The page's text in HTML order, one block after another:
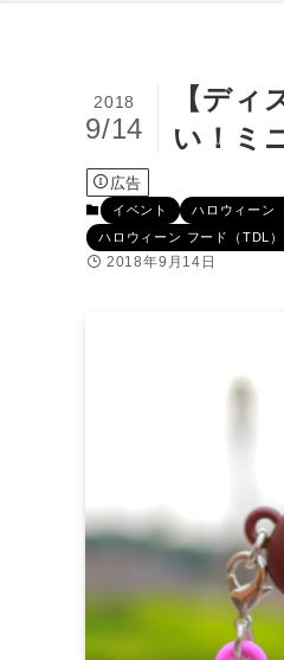
【デ
い！ミ
2018
9/14
広告
イベント ハロウィーン
ハロウィーン フード（TDL）
2018年9月14日